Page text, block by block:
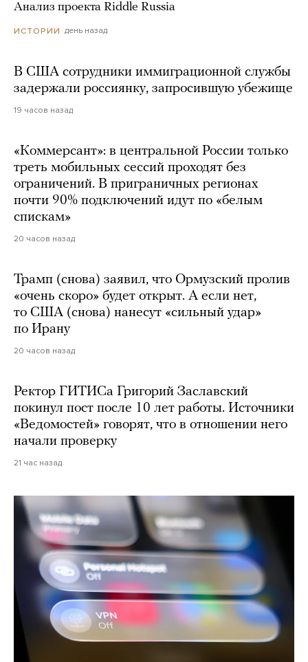
Анализ проекта Riddle Russia
ИСТОРИИ день назад
В США сотрудники иммиграционной службы
задержали россиянку, запросившую убежище
19 часов назад
«Коммерсант»: в центральной России только
треть мобильных сессий проходят без
ограничений. В приграничных регионах
почти 90% подключений идут по «белым
спискам»
20 часов назад
Трамп (снова) заявил, что Ормузский пролив
«очень скоро» будет открыт. А если нет,
то США (снова) нанесут «сильный удар»
по Ирану
20 часов назад
Ректор ГИТИСа Григорий Заславский
покинул пост после 10 лет работы. Источники
«Ведомостей» говорят, что в отношении него
начали проверку
21 час назад